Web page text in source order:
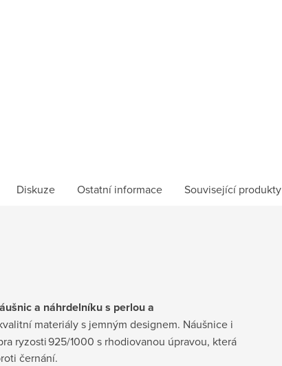
Diskuze Ostatní informace Související produkty
a náhrdelníku s per­lou a
materiály s jemným designem. Náušnice i
ryzosti 925/1000 s rhodiovanou úpravou, která
černání.